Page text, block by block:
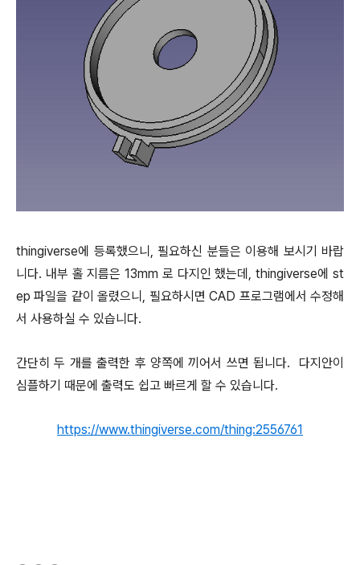
thingiverse에 등록했으니, 필요하신 분들은 이용해 보시기 바랍
니다. 내부 홀 지름은 13mm 로 다지인 했는데, thingiverse에 st
ep 파일을 같이 올렸으니, 필요하시면 CAD 프로그램에서 수정해
서 사용하실 수 있습니다.
간단히 두 개를 출력한 후 양쪽에 끼어서 쓰면 됩니다. 다지안이
심플하기 때문에 출력도 쉽고 빠르게 할 수 있습니다.
https://www.thingiverse.com/thing:2556761